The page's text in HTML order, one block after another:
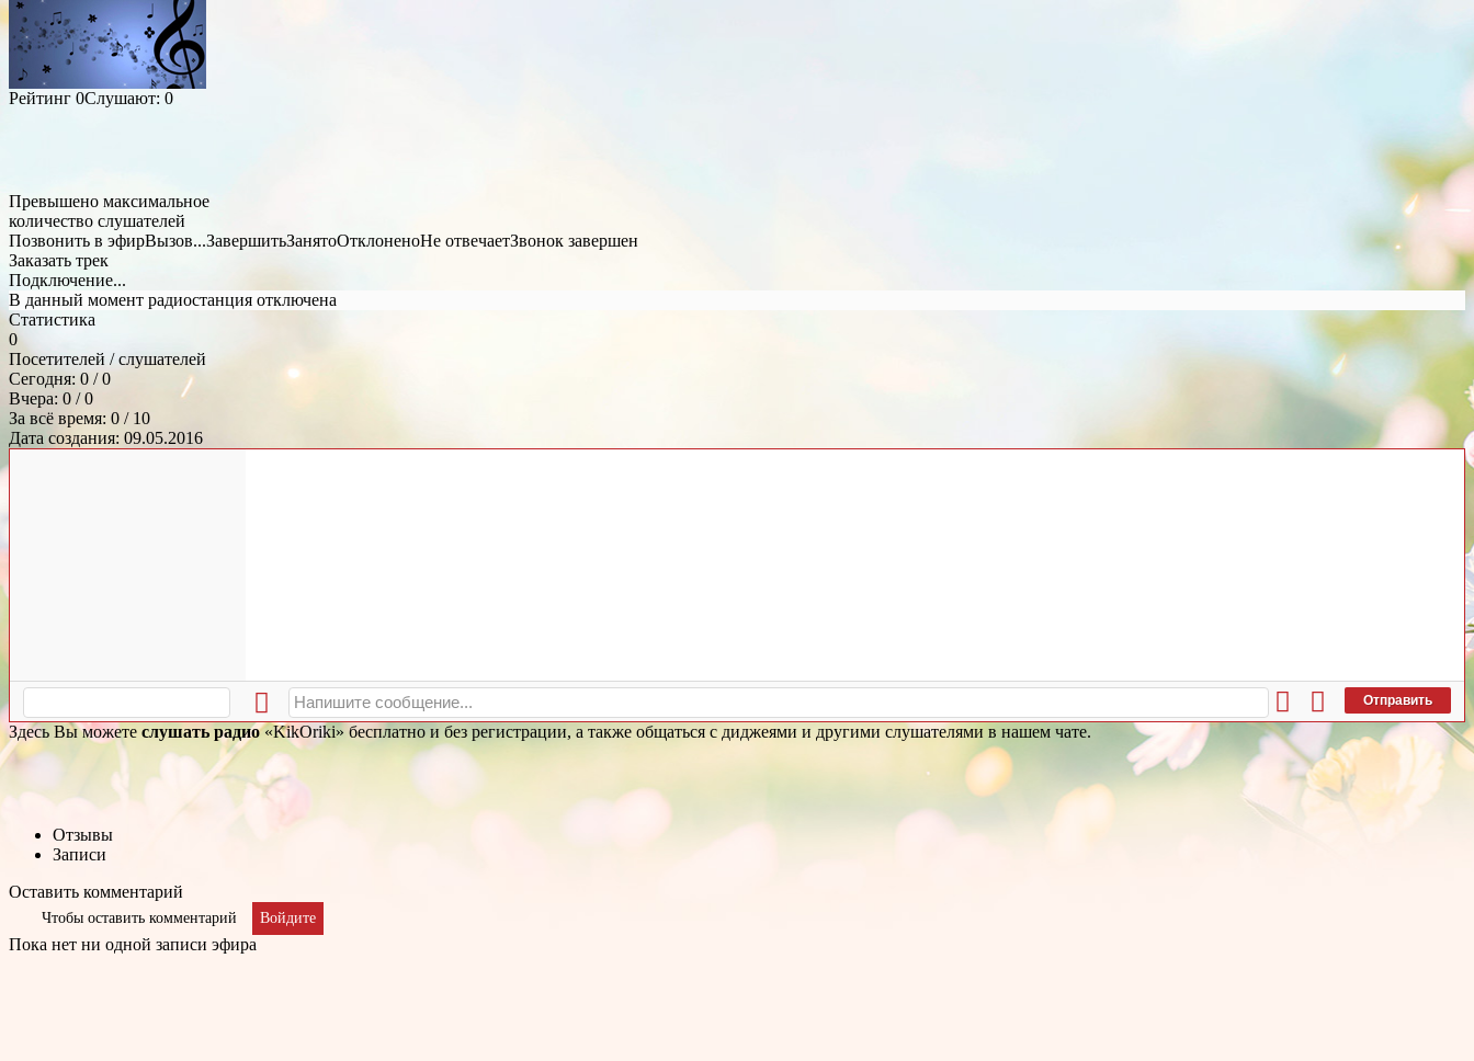
Рейтинг 0Слушают: 0
Превышено максимальное
количество слушателей
Позвонить в эфирВызов...ЗавершитьЗанятоОтклоненоНе отвечаетЗвонок завершен
Заказать трек
Подключение...
В данный момент радиостанция отключена
Статистика
0
Посетителей / слушателей
Сегодня: 0 / 0
Вчера: 0 / 0
За всё время: 0 / 10
Дата создания: 09.05.2016
Отправить
Здесь Вы можете слушать радио«KikOriki» бесплатно и без регистрации, а также общаться с диджеями и другими слушателями в нашем чате.
Отзывы
Записи
Оставить комментарий
Чтобы оставить комментарий Войдите
Пока нет ни одной записи эфира